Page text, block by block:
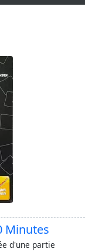
Minutes
d'une partie